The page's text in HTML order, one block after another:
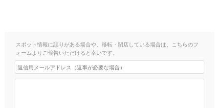
スポット情報に誤りがある場合や、移転・閉店している場合は、こちらのフ
ォームよりご報告いただけると幸いです。